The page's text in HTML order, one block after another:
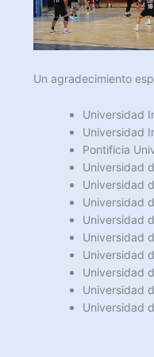
Un agradecimiento
Universidad
Universidad
Pontificia
Universidad
Universidad
Universidad
Universidad
Universidad
Universidad
Universidad
Universidad
Universidad